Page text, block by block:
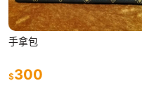
手拿包
$300